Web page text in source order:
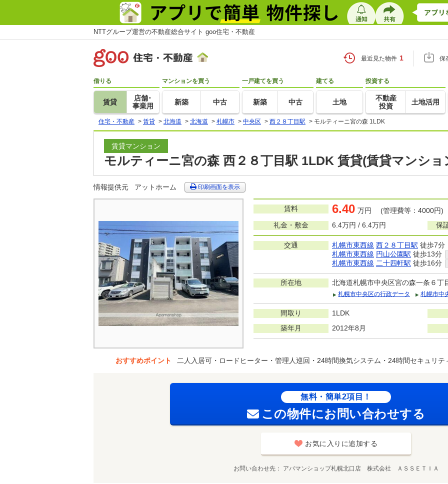
NTTグループ運営の不動産総合サイト goo住宅・不動産
最近見た物件 1 保
借りる
賃貸
店舗･
事業用
マンションを買う
新築 中古
一戸建てを買う
新築 中古
建てる
土地
投資する
不動産
投資
土地活用
住宅・不動産 > 賃貸 > 北海道 > 北海道 > 札幌市 > 中央区 > 西２８丁目駅 > モルティーニ宮の森 1LDK
賃貸マンション
モルティーニ宮の森 西２８丁目駅 1LDK 賃貸(賃貸マンショ
情報提供元 アットホーム 印刷画面を表示
賃料 6.40 万円 (管理費等：4000円)
礼金・敷金
6.4万円 / 6.4万円 保
交通 札幌市東西線 西２８丁目駅 徒歩7分
札幌市東西線 円山公園駅 徒歩13分
札幌市東西線 二十四軒駅 徒歩16分
所在地 北海道札幌市中央区宮の森一条６丁
札幌市中央区の行政データ
札幌市中
間取り 1LDK
築年月 2012年8月
おすすめポイント 二人入居可・ロードヒーター・管理人巡回・24時間換気システム・24時間セキュリ
無料・簡単2項目！
この物件にお問い合わせする
お気に入りに追加する
お問い合わせ先 アパマンショップ札幌北口店 株式会社 ＡＳＳＥＴＩＡ